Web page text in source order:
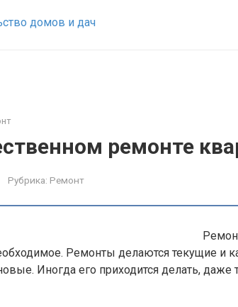
ремонте
Рубрика: Ремонт
Ремонты делаются текущие и
Иногда его приходится делать, даже